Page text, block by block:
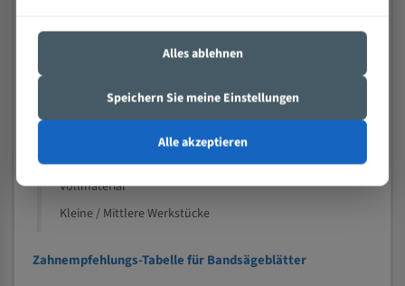
Speziell entwickelt für Profile / Rohre
Kleine und mittlere Profile / Kleine Durchmesser
Vollmaterial
Kleine / Mittlere Werkstücke
Zahnempfehlungs-Tabelle für Bandsägeblätter
Alles ablehnen
Speichern Sie meine Einstellungen
Alle akzeptieren